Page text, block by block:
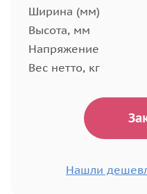
Ширина (мм)
Высота, мм
Напряжение
Вес нетто, кг
Нашли